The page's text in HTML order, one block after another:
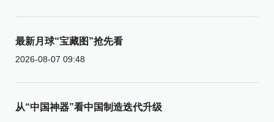
最新月球“宝藏图”抢先看
2026-08-07 09:48
从“中国神器”看中国制造迭代升级